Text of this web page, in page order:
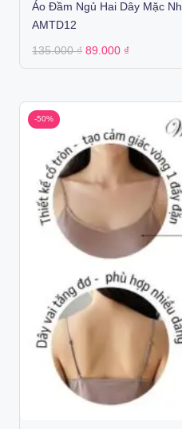
Áo Đầm Ngủ Hai Dây Mặc
AMTD12
135.000₫ Original
was:
89.000 ₫
is:
-50%